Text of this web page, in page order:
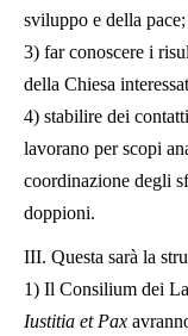
sviluppo e della pace;
3) far conoscere i
della Chiesa
4) stabilire dei
lavorano per scopi
coordinazione degli
doppioni.
III. Questa sarà la
1) Il Consilium dei
Iustitia et Pax